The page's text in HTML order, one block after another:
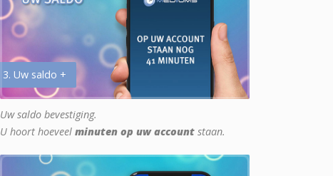
3. Uw saldo +
Uw saldo bevestiging.
U hoort hoeveel minuten op uw account staan.